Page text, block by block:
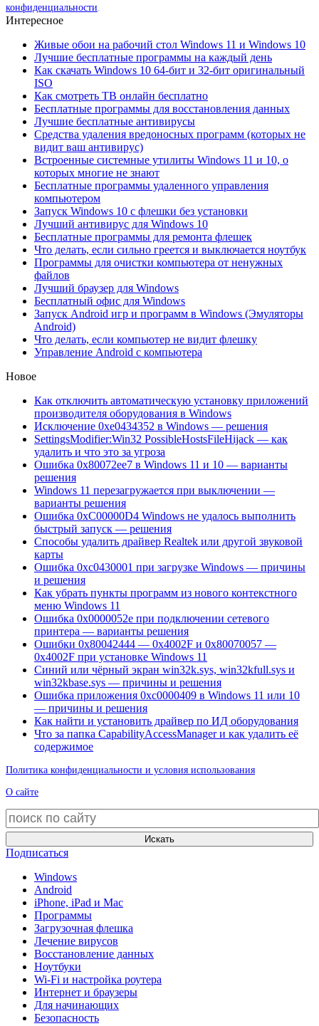
конфиденциальности
Интересное
Живые обои на рабочий стол Windows 11 и Windows 10
Лучшие бесплатные программы на каждый день
Как скачать Windows 10 64-бит и 32-бит оригинальный
ISO
Как смотреть ТВ онлайн бесплатно
Бесплатные программы для восстановления данных
Лучшие бесплатные антивирусы
Средства удаления вредоносных программ (которых не
видит ваш антивирус)
Встроенные системные утилиты Windows 11 и 10, о
которых многие не знают
Бесплатные программы удаленного управления
компьютером
Запуск Windows 10 с флешки без установки
Лучший антивирус для Windows 10
Бесплатные программы для ремонта флешек
Что делать, если сильно греется и выключается ноутбук
Программы для очистки компьютера от ненужных
файлов
Лучший браузер для Windows
Бесплатный офис для Windows
Запуск Android игр и программ в Windows (Эмуляторы
Android)
Что делать, если компьютер не видит флешку
Управление Android с компьютера
Новое
Как отключить автоматическую установку приложений
производителя оборудования в Windows
Исключение 0xe0434352 в Windows — решения
SettingsModifier:Win32 PossibleHostsFileHijack — как
удалить и что это за угроза
Ошибка 0x80072ee7 в Windows 11 и 10 — варианты
решения
Windows 11 перезагружается при выключении —
варианты решения
Ошибка 0xC00000D4 Windows не удалось выполнить
быстрый запуск — решения
Способы удалить драйвер Realtek или другой звуковой
карты
Ошибка 0xc0430001 при загрузке Windows — причины
и решения
Как убрать пункты программ из нового контекстного
меню Windows 11
Ошибка 0x0000052e при подключении сетевого
принтера — варианты решения
Ошибки 0x80042444 — 0x4002F и 0x80070057 —
0x4002F при установке Windows 11
Синий или чёрный экран win32k.sys, win32kfull.sys и
win32kbase.sys — причины и решения
Ошибка приложения 0xc0000409 в Windows 11 или 10
— причины и решения
Как найти и установить драйвер по ИД оборудования
Что за папка CapabilityAccessManager и как удалить её
содержимое
Политика конфиденциальности и условия использования
О сайте
Искать
Подписаться
Windows
Android
iPhone, iPad и Mac
Программы
Загрузочная флешка
Лечение вирусов
Восстановление данных
Ноутбуки
Wi-Fi и настройка роутера
Интернет и браузеры
Для начинающих
Безопасность